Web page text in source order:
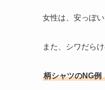
女性は、安っぽ
また、シワだら
柄シャツのNG例